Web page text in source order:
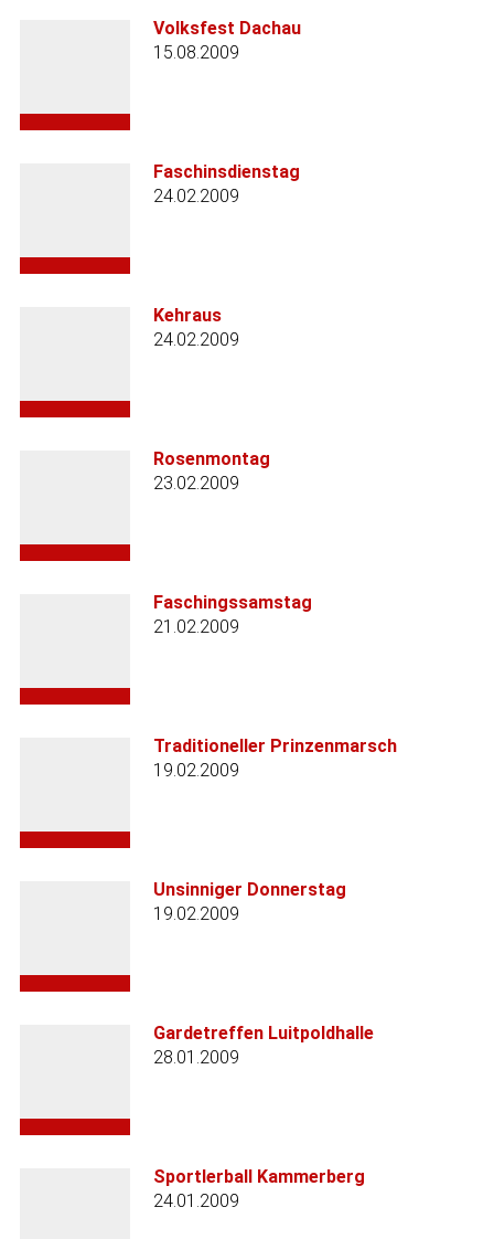
Volksfest Dachau
15.08.2009
Faschinsdienstag
24.02.2009
Kehraus
24.02.2009
Rosenmontag
23.02.2009
Faschingssamstag
21.02.2009
Traditioneller Prinzenmarsch
19.02.2009
Unsinniger Donnerstag
19.02.2009
Gardetreffen Luitpoldhalle
28.01.2009
Sportlerball Kammerberg
24.01.2009